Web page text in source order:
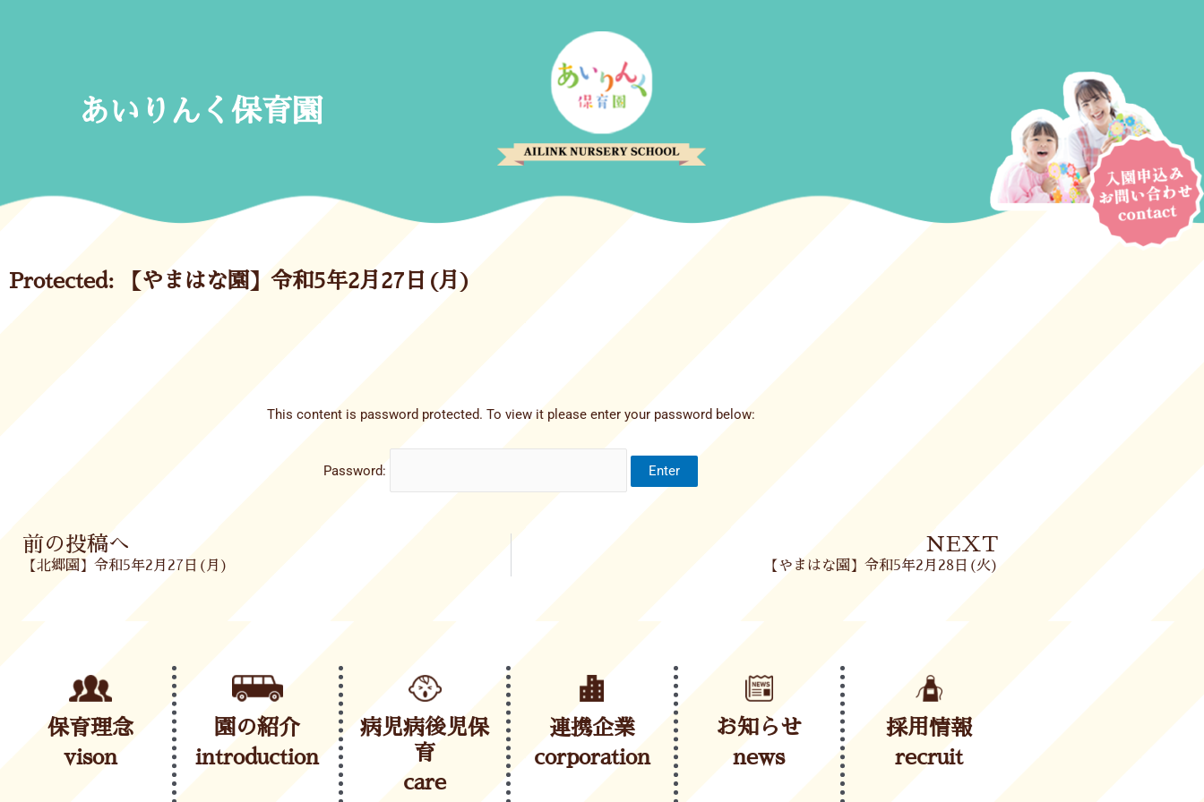
あいりんく保育園
Protected: 【やまはな園】令和5年2月27日(月)
This content is password protected. To view it please enter your password below:
Password:
Prev
前の投稿へ
【北郷園】令和5年2月27日(月)
NEXT
【やまはな園】令和5年2月28日(火)
保育理念
vison
園の紹介
introduction
病児病後児保
育
care
連携企業
corporation
お知らせ
news
採用情報
recruit